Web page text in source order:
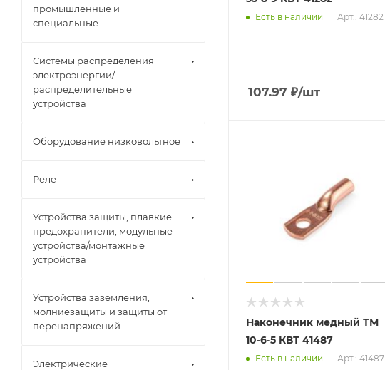
Есть в наличии Арт.: 41282
107.97 ₽/шт
Наконечник медный ТМ
10-6-5 КВТ 41487
Есть в наличии Арт.: 41487
промышленные и
специальные
Системы распределения
электроэнергии/
распределительные
устройства
Оборудование низковольтное
Реле
Устройства защиты, плавкие
предохранители, модульные
устройства/монтажные
устройства
Устройства заземления,
молниезащиты и защиты от
перенапряжений
Электрические